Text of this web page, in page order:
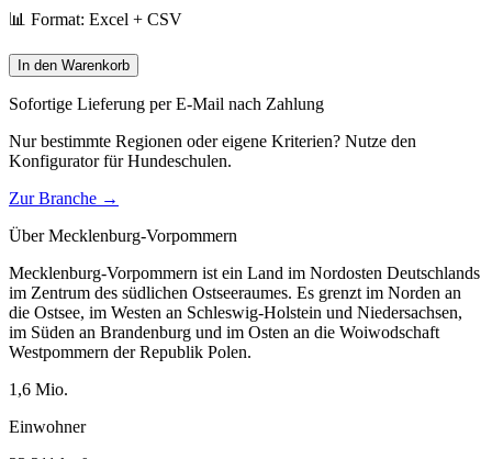
📊 Format: Excel + CSV
In den Warenkorb
Sofortige Lieferung per E-Mail nach Zahlung
Nur bestimmte Regionen oder eigene Kriterien? Nutze den
Konfigurator fürHundeschulen.
Zur Branche →
ÜberMecklenburg-Vorpommern
Mecklenburg-Vorpommern ist ein Land im Nordosten Deutschlands
im Zentrum des südlichen Ostseeraumes. Es grenzt im Norden an
die Ostsee, im Westen an Schleswig-Holstein und Niedersachsen,
im Süden an Brandenburg und im Osten an die Woiwodschaft
Westpommern der Republik Polen.
1,6 Mio.
Einwohner